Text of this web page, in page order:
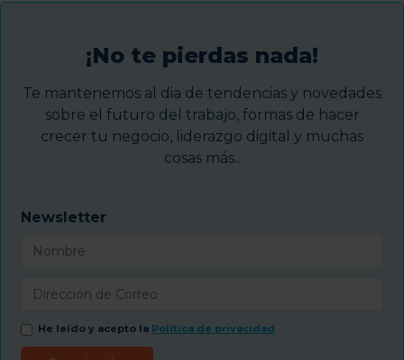
¡No te pierdas nada!
Te mantenemos al dia de tendencias y novedades
sobre el futuro del trabajo, formas de hacer
crecer tu negocio, liderazgo digital y muchas
cosas más..
Newsletter
He leído y acepto la Política de privacidad